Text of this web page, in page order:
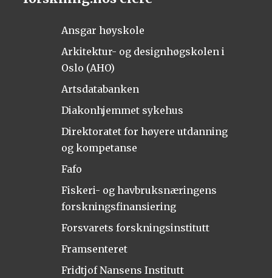
Ansgar høyskole
Arkitektur- og designhøgskolen i
Oslo (AHO)
Artsdatabanken
Diakonhjemmet sykehus
Direktoratet for høyere utdanning
og kompetanse
Fafo
Fiskeri- og havbruksnæringens
forskningsfinansiering
Forsvarets forskningsinstitutt
Framsenteret
Fridtjof Nansens Institutt